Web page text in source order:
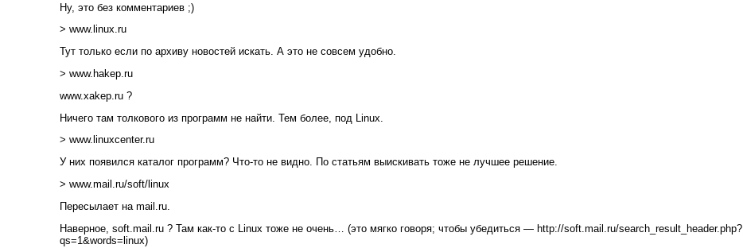
Ну, это без комментариев ;)
> www.linux.ru
Тут только если по архиву новостей искать. А это не совсем удобно.
> www.hakep.ru
www.xakep.ru ?
Ничего там толкового из программ не найти. Тем более, под Linux.
> www.linuxcenter.ru
У них появился каталог программ? Что-то не видно. По статьям выискивать тоже не лучшее решение.
> www.mail.ru/soft/linux
Пересылает на mail.ru.
Наверное, soft.mail.ru ? Там как-то с Linux тоже не очень… (это мягко говоря; чтобы убедиться — http://soft.mail.ru/search_result_header.php?
qs=1&words=linux)